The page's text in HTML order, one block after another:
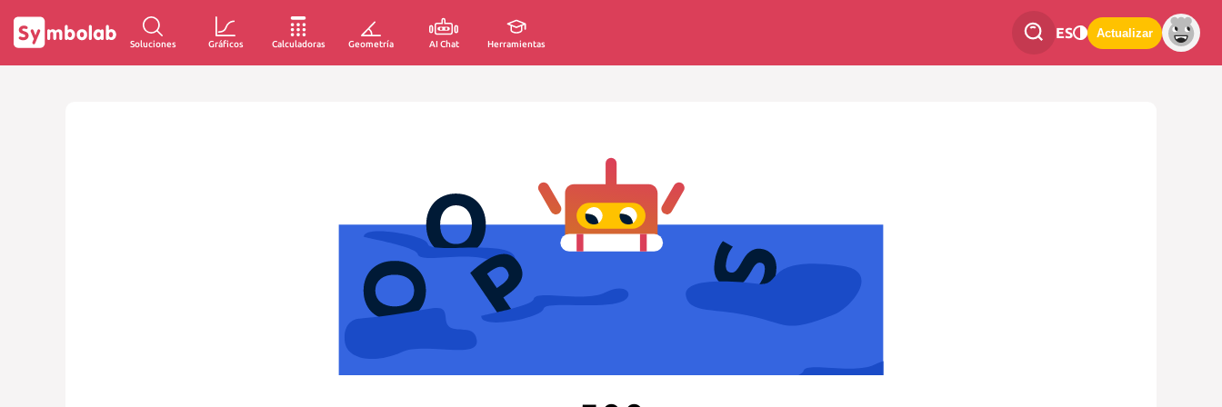
Soluciones Gráficos Calculadoras Geometría AI Chat Herramientas
ES Actualizar